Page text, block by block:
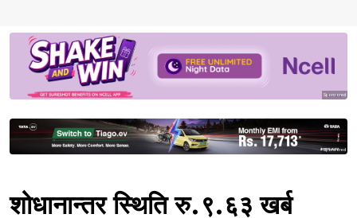
Sponsored
Sponsored
शोधानान्तर स्थिति रु.९.६३ खर्ब